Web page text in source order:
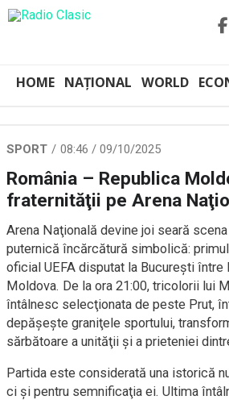
HOME NAȚIONAL WORLD
SPORT 08:46 / 09/10/2025
România – Republica
fraternităţii pe Arena
Arena Naţională devine joi seară
puternică încărcătură simbolică:
oficial UEFA disputat la Bucureşti între
Moldova. De la ora 21:00, tricolorii lui
întâlnesc selecţionata de peste Prut,
depăşeşte graniţele sportului,
sărbătoare a unităţii şi a prieteniei
Partida este considerată una istorică
ci şi pentru semnificaţia ei. Ultima